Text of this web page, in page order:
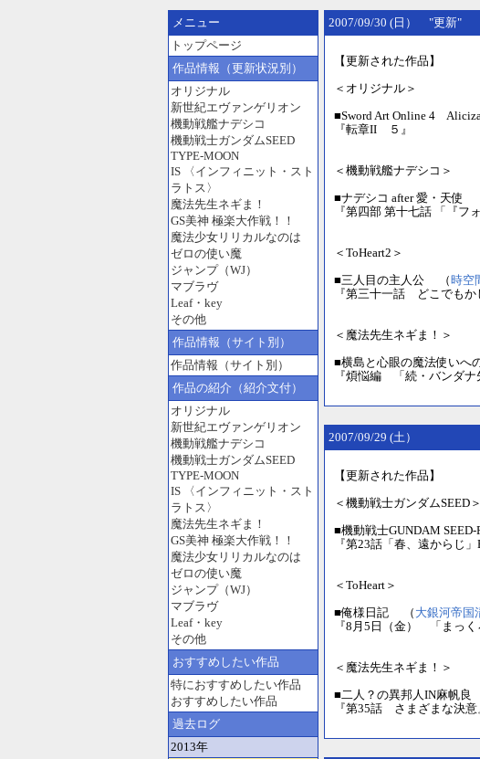
メニュー
トップページ
作品情報（更新状況別）
オリジナル
新世紀エヴァンゲリオン
機動戦艦ナデシコ
機動戦士ガンダムSEED
TYPE-MOON
IS 〈インフィニット・スト
ラトス〉
魔法先生ネギま！
GS美神 極楽大作戦！！
魔法少女リリカルなのは
ゼロの使い魔
ジャンプ（WJ）
マブラヴ
Leaf・key
その他
作品情報（サイト別）
作品情報（サイト別）
作品の紹介（紹介文付）
オリジナル
新世紀エヴァンゲリオン
機動戦艦ナデシコ
機動戦士ガンダムSEED
TYPE-MOON
IS 〈インフィニット・スト
ラトス〉
魔法先生ネギま！
GS美神 極楽大作戦！！
魔法少女リリカルなのは
ゼロの使い魔
ジャンプ（WJ）
マブラヴ
Leaf・key
その他
おすすめしたい作品
特におすすめしたい作品
おすすめしたい作品
過去ログ
2013年
2007/09/30 (日） "更新"
【更新された作品】
＜オリジナル＞
■Sword Art Online 4
『転章II ５』
＜機動戦艦ナデシコ＞
■ナデシコ after 愛・天使
『第四部 第十七話 「『フ
＜ToHeart2＞
■三人目の主人公 （ 時空
『第三十一話 どこでもか
＜魔法先生ネギま！＞
■横島と心眼の魔法使い
『煩悩編 「続・バンダナ
2007/09/29 (土）
【更新された作品】
＜機動戦士ガンダムSEED＞
■機動戦士GUNDAM
『第23話「春、遠からじ」
＜ToHeart＞
■俺様日記 （ 大銀河帝国
『8月5日（金） 「まっ
＜魔法先生ネギま！＞
■二人？の異邦人IN麻帆
『第35話 さまざまな決意